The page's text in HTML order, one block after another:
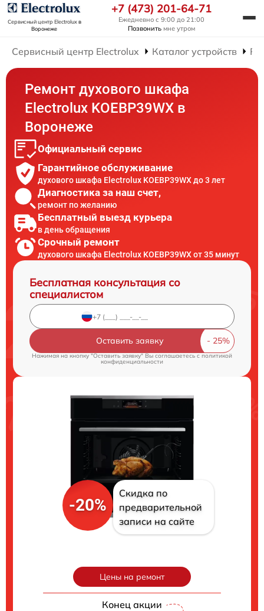
Сервисный центр Electroluxв
Воронеже
+7 (473) 201-64-71
Ежедневно с 9:00 до 21:00
Позвонить мне утром
Сервисный центр Electrolux Каталог устройств
Ремонт духового шкафа
Electrolux KOEBP39WX в
Воронеже
Официальный сервис
Гарантийное обслуживание
духового шкафа Electrolux KOEBP39WX до 3 лет
Диагностика за наш счет,
ремонт по желанию
Бесплатный выезд курьера
в день обращения
Срочный ремонт
духового шкафа Electrolux KOEBP39WX от 35 минут
Бесплатная консультация со
специалистом
Оставить заявку
Нажимая на кнопку "Оставить заявку" Вы соглашаетесь cполитикой
конфиденциальности
-20%
Скидка по
предварительной
записи на сайте
Цены на ремонт
Конец акции